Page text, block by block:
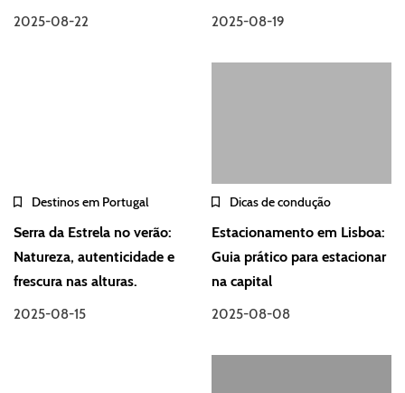
2025-08-22 2025-08-19
Destinos em Portugal
Serra da Estrela no verão:
Natureza, autenticidade e
frescura nas alturas.
2025-08-15
Dicas de condução
Estacionamento em Lisboa:
Guia prático para estacionar
na capital
2025-08-08